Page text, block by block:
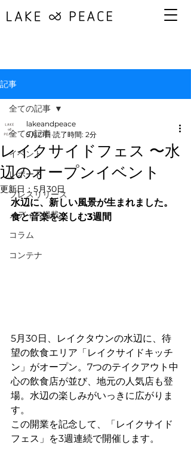
記事
全ての記事
イベント
レポート
プレスリリース
メディア掲載
コラム
コンテナ
全ての記事
レイクサイドフェス 〜水
辺のオープンイベント
lakeandpeace
5月21日 読了時間: 2分
更新日： 5月30日
水辺に、新しい風景が生まれました。
食と音楽を楽しむ3週間
5月30日、レイクタウンの水辺に、待
望の飲食エリア「レイクサイドキッチ
ン」がオープン。7つのテイクアウト中
心の飲食店が並び、地元の人気店も登
場。水辺の楽しみがいっきに広がりま
す。
この開業を記念して、「レイクサイド
フェス」を3週連続で開催します。